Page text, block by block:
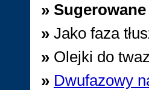
»
» Jako faza
» Olejki do
» Dwufazowy